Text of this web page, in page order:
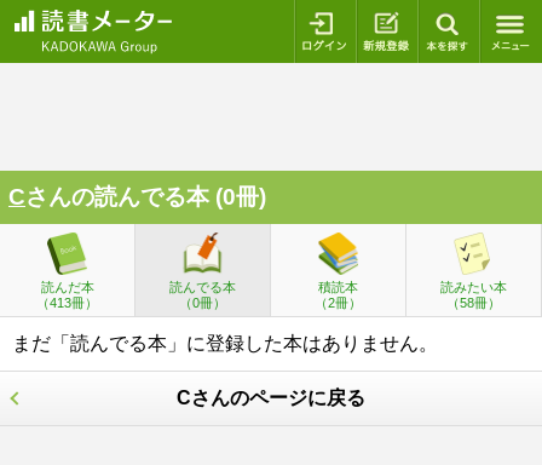
ログイン 新規登録
Cさんの読んでる本 (0冊)
読んだ本
（413冊）
読んでる本
（0冊）
積読本
（2冊）
読みたい本
（58冊）
まだ「読んでる本」に登録した本はありません。
Cさんのページに戻る